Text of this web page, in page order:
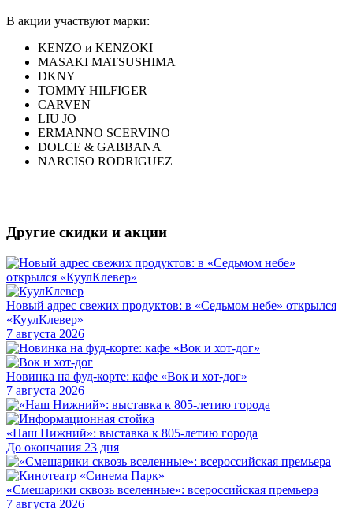
В акции участвуют марки:
KENZO и KENZOKI
MASAKI MATSUSHIMA
DKNY
TOMMY HILFIGER
CARVEN
LIU JO
ERMANNO SCERVINO
DOLCE & GABBANA
NARCISO RODRIGUEZ
Другие скидки и акции
Новый адрес свежих продуктов: в «Седьмом небе» открылся
«КуулКлевер»
7 августа 2026
Новинка на фуд-корте: кафе «Вок и хот-дог»
7 августа 2026
«Наш Нижний»: выставка к 805-летию города
До окончания 23 дня
«Смешарики сквозь вселенные»: всероссийская премьера
7 августа 2026